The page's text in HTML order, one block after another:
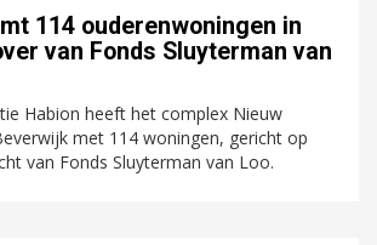
114 ouderenwoningen in
van Fonds Sluyterman van
Habion heeft het complex Nieuw
met 114 woningen, gericht op
van Fonds Sluyterman van Loo.